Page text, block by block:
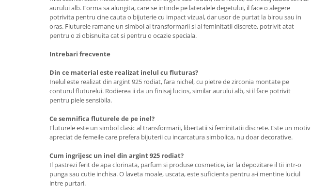
aurului alb. Forma sa alungita, care se intinde pe lateralele degetului, il face o alegere
potrivita pentru cine cauta o bijuterie cu impact vizual, dar usor de purtat la birou sau in
oras. Fluturele ramane un simbol al transformarii si al feminitatii discrete, potrivit atat
pentru o zi obisnuita cat si pentru o ocazie speciala.
Intrebari frecvente
Din ce material este realizat inelul cu fluturas?
Inelul este realizat din argint 925 rodiat, fara nichel, cu pietre de zirconia montate pe
conturul fluturelui. Rodierea ii da un finisaj lucios, similar aurului alb, si il face potrivit
pentru piele sensibila.
Ce semnifica fluturele de pe inel?
Fluturele este un simbol clasic al transformarii, libertatii si feminitatii discrete. Este un motiv
apreciat de femeile care prefera bijuterii cu incarcatura simbolica, nu doar decorative.
Cum ingrijesc un inel din argint 925 rodiat?
Il pastrezi ferit de apa clorinata, parfum si produse cosmetice, iar la depozitare il tii intr-o
punga sau cutie inchisa. O laveta moale, uscata, este suficienta pentru a-i mentine luciul
intre purtari.